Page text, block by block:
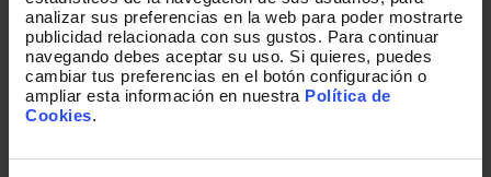
analizar sus preferencias en la web para poder mostrarte
publicidad relacionada con sus gustos. Para continuar
navegando debes aceptar su uso. Si quieres, puedes
cambiar tus preferencias en el botón configuración o
ampliar esta información en nuestra Política de
Cookies.
Alfonso Royo Coll
Director de Producción Ingeniería y